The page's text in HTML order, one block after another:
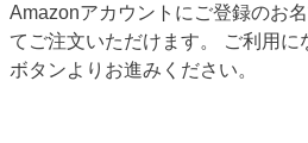
Amazonアカウントにご登録のお
てご注文いただけます。 ご利用に
ボタンよりお進みください。